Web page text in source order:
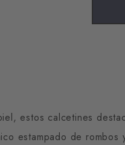
estos calcetines
estampado de